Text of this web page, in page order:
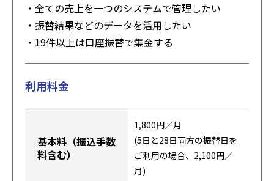
・全ての売上を一つのシステムで管理したい
・振替結果などのデータを活用したい
・19件以上は口座振替で集金する
利用料金
基本料（振込手数
料含む）
1,800円／月
(5日と28日両方の振替日を
ご利用の場合、2,100円／
月)